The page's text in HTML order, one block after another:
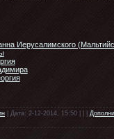
Иерусалимского
| Дата: 2-12-2014, 15:50 | | |